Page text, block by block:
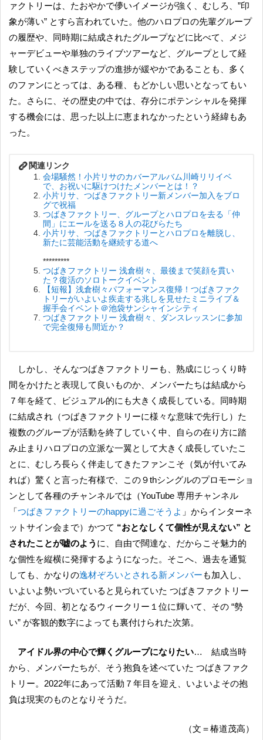
ァクトリーは、たおやかで儚いイメージが強く、むしろ、”印
象が薄い” とすら言われていた。他のハロプロの先輩グループ
の履歴や、同時期に結成されたグループなどに比べて、メジ
ャーデビューや単独のライブツアーなど、グループとして経
験していくべきステップの進捗が緩やかであることも、多く
のファンにとっては、ある種、もどかしい思いとなってもい
た。さらに、その歴史の中では、存分にポテンシャルを発揮
する機会には、思った以上に恵まれなかったという経緯もあ
った。
会場騒然！小片リサのカバーアルバム川崎リリイベ
で、お祝いに駆けつけたメンバーとは！？
小片リサ、つばきファクトリー新メンバー加入をブロ
グで祝福
つばきファクトリー、グループとハロプロを去る「仲
間」にエールを送る８人の花びらたち
小片リサ、つばきファクトリーとハロプロを離脱し、
新たに芸能活動を継続する道へ
*********
つばきファクトリー 浅倉樹々、最後まで笑顔を貫い
た？復活のソロトークイベント
【短報】浅倉樹々パフォーマンス復帰！つばきファク
トリーがいよいよ疾走する兆しを見せたミニライブ＆
握手会イベント＠池袋サンシャインシティ
つばきファクトリー 浅倉樹々、ダンスレッスンに参加
で完全復帰も間近か？
しかし、そんなつばきファクトリーも、熟成にじっくり時
間をかけたと表現して良いものか、メンバーたちは結成から
７年を経て、ビジュアル的にも大きく成長している。同時期
に結成され（つばきファクトリーに様々な意味で先行し）た
複数のグループが活動を終了していく中、自らの在り方に踏
み止まりハロプロの立派な一翼として大きく成長していたこ
とに、むしろ長らく伴走してきたファンこそ（気が付いてみ
れば）驚くと言った有様で、この９thシングルのプロモーショ
ンとして各種のチャンネルでは（YouTube 専用チャンネル
「つばきファクトリーのhappyに過ごそうよ 」からインターネ
ットサイン会まで）かつて “おとなしくて個性が見えない” と
されたことが嘘のよう に、自由で闊達な、だからこそ魅力的
な個性を縦横に発揮するようになった。そこへ、過去を通覧
しても、かなりの逸材ぞろいとされる新メンバーも加入し、
いよいよ勢いづいていると見られていた つばきファクトリー
だが、今回、初となるウィークリー１位に輝いて、その “勢
い” が客観的数字によっても裏付けられた次第。
アイドル界の中心で輝くグループになりたい… 結成当時
から、メンバーたちが、そう抱負を述べていた つばきファク
トリー。2022年にあって活動７年目を迎え、いよいよその抱
負は現実のものとなりそうだ。
（文＝椿道茂高）